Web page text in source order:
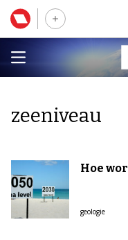
zeeniveau
Hoe
geologie